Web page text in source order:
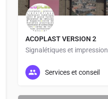
ACOPLAST VERSION 2
Signalétiques et impression
04 90 96 17 38
Services et conseil